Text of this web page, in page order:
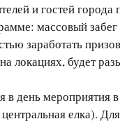
и гостей
массовый
заработать
локациях, будет
в день
елка).